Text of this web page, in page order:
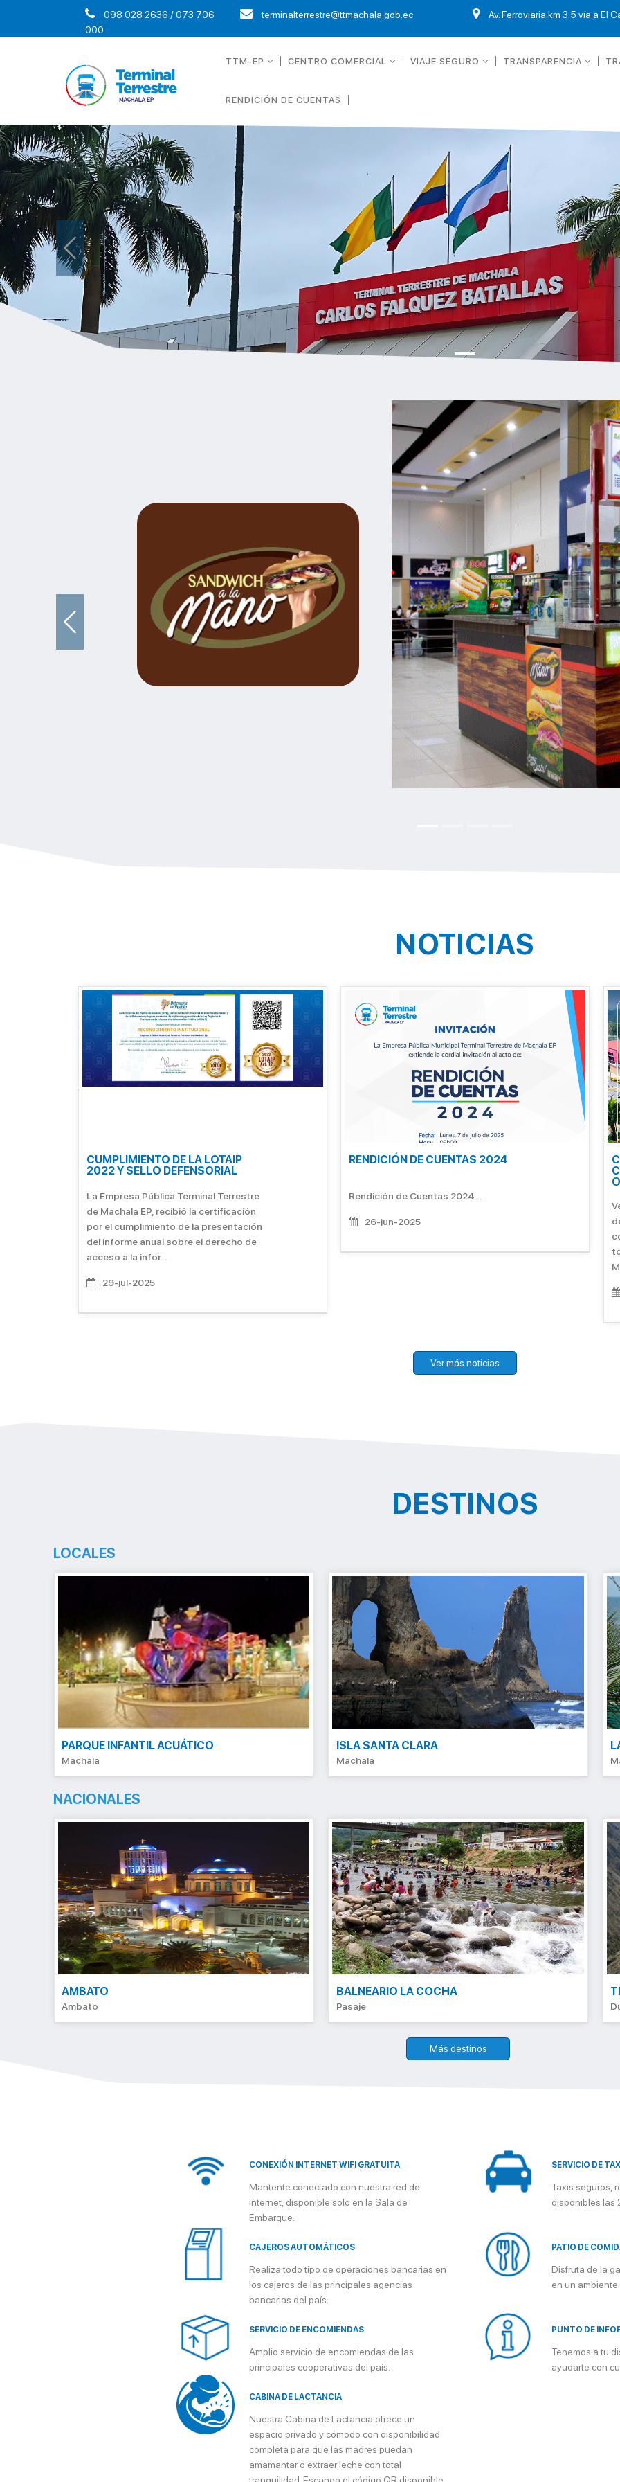
098 028 2636 / 073 706
000
terminalterrestre@ttmachala.gob.ec Av. Ferroviaria km 3.5 vía a El
TTM-EP CENTRO COMERCIAL VIAJE SEGURO TRANSPARENCIA
RENDICIÓN DE CUENTAS
Previous
Previous
NOTICIAS
CUMPLIMIENTO DE LA LOTAIP
2022 Y SELLO DEFENSORIAL
La Empresa Pública Terminal Terrestre
de Machala EP, recibió la certificación
por el cumplimiento de la presentación
del informe anual sobre el derecho de
acceso a la infor...
29-jul-2025
RENDICIÓN DE CUENTAS 2024
Rendición de Cuentas 2024 ...
26-jun-2025
Ver más noticias
DESTINOS
LOCALES
PARQUE INFANTIL ACUÁTICO
Machala
ISLA SANTA CLARA
Machala
NACIONALES
AMBATO
Ambato
BALNEARIO LA COCHA
Pasaje
Más destinos
CONEXIÓN INTERNET WIFI GRATUITA
Mantente conectado con nuestra red de
internet, disponible solo en la Sala de
Embarque.
SERVICIO DE
Taxis seguros,
disponibles las
CAJEROS AUTOMÁTICOS
Realiza todo tipo de operaciones bancarias en
los cajeros de las principales agencias
bancarias del país.
PATIO DE
Disfruta de la
en un
SERVICIO DE ENCOMIENDAS
Amplio servicio de encomiendas de las
principales cooperativas del país.
PUNTO DE
Tenemos a tu
ayudarte con
CABINA DE LACTANCIA
Nuestra Cabina de Lactancia ofrece un
espacio privado y cómodo con disponibilidad
completa para que las madres puedan
amamantar o extraer leche con total